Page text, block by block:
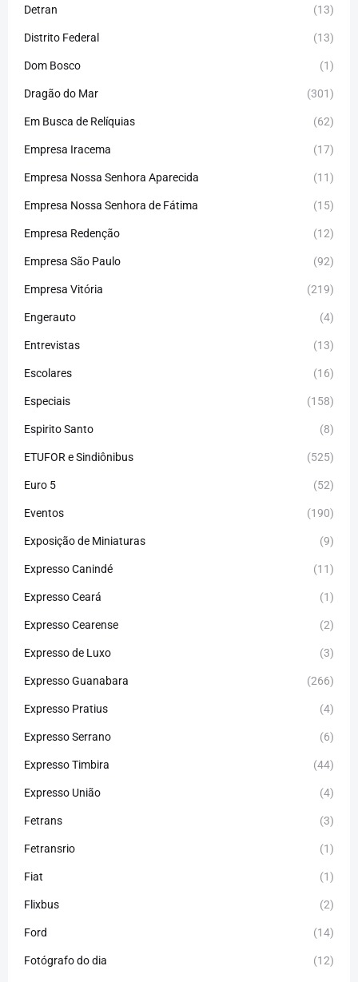
Detran (13)
Distrito Federal (13)
Dom Bosco (1)
Dragão do Mar (301)
Em Busca de Relíquias (62)
Empresa Iracema (17)
Empresa Nossa Senhora Aparecida (11)
Empresa Nossa Senhora de Fátima (15)
Empresa Redenção (12)
Empresa São Paulo (92)
Empresa Vitória (219)
Engerauto (4)
Entrevistas (13)
Escolares (16)
Especiais (158)
Espirito Santo (8)
ETUFOR e Sindiônibus (525)
Euro 5 (52)
Eventos (190)
Exposição de Miniaturas (9)
Expresso Canindé (11)
Expresso Ceará (1)
Expresso Cearense (2)
Expresso de Luxo (3)
Expresso Guanabara (266)
Expresso Pratius (4)
Expresso Serrano (6)
Expresso Timbira (44)
Expresso União (4)
Fetrans (3)
Fetransrio (1)
Fiat (1)
Flixbus (2)
Ford (14)
Fotógrafo do dia (12)